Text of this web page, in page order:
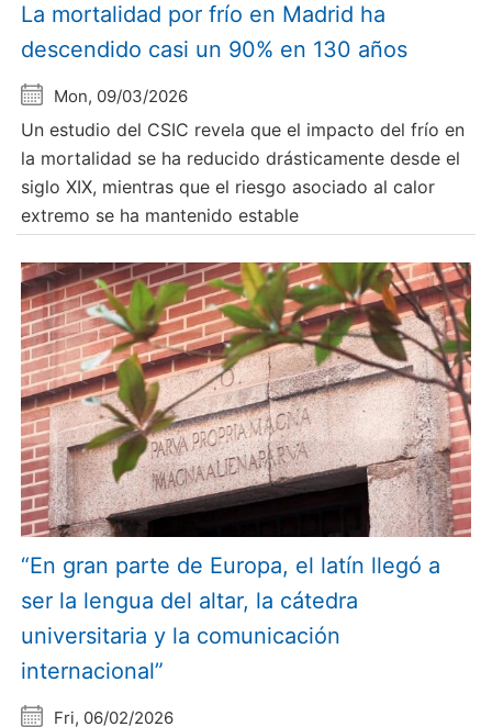
La mortalidad por frío en Madrid ha
descendido casi un 90% en 130 años
Mon, 09/03/2026
Un estudio del CSIC revela que el impacto del frío en
la mortalidad se ha reducido drásticamente desde el
siglo XIX, mientras que el riesgo asociado al calor
extremo se ha mantenido estable
“En gran parte de Europa, el latín llegó a
ser la lengua del altar, la cátedra
universitaria y la comunicación
internacional”
Fri, 06/02/2026